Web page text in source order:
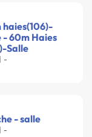
haies(106)-
- 60m Haies
Salle
-
- salle
-